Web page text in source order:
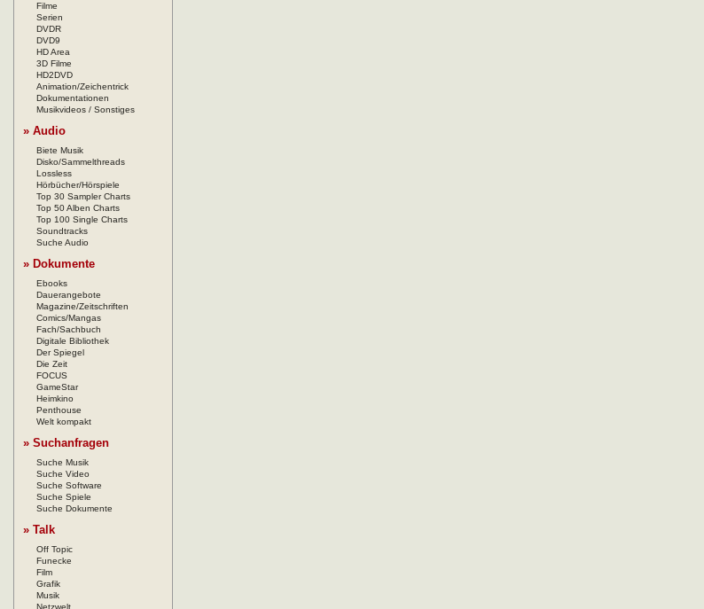
Filme
Serien
DVDR
DVD9
HD Area
3D Filme
HD2DVD
Animation/Zeichentrick
Dokumentationen
Musikvideos / Sonstiges
» Audio
Biete Musik
Disko/Sammelthreads
Lossless
Hörbücher/Hörspiele
Top 30 Sampler Charts
Top 50 Alben Charts
Top 100 Single Charts
Soundtracks
Suche Audio
» Dokumente
Ebooks
Dauerangebote
Magazine/Zeitschriften
Comics/Mangas
Fach/Sachbuch
Digitale Bibliothek
Der Spiegel
Die Zeit
FOCUS
GameStar
Heimkino
Penthouse
Welt kompakt
» Suchanfragen
Suche Musik
Suche Video
Suche Software
Suche Spiele
Suche Dokumente
» Talk
Off Topic
Funecke
Film
Grafik
Musik